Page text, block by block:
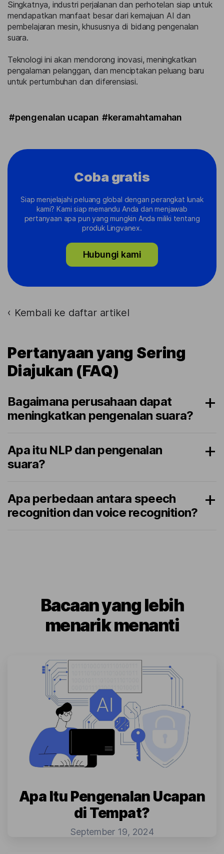
Singkatnya, industri perjalanan dan perhotelan siap untuk
mendapatkan manfaat besar dari kemajuan AI dan
pembelajaran mesin, khususnya di bidang pengenalan
suara.
Teknologi ini akan mendorong inovasi, meningkatkan
pengalaman pelanggan, dan menciptakan peluang baru
untuk pertumbuhan dan diferensiasi.
#pengenalan ucapan #keramahtamahan
Coba gratis
Siap menjelajahi peluang global dengan perangkat lunak
kami? Kami siap memandu Anda dan menjawab
pertanyaan apa pun yang mungkin Anda miliki tentang
produk Lingvanex.
Hubungi kami
› Kembali ke daftar artikel
Pertanyaan yang Sering
Diajukan (FAQ)
Bagaimana perusahaan dapat
meningkatkan pengenalan suara?
Apa itu NLP dan pengenalan
suara?
Apa perbedaan antara speech
recognition dan voice recognition?
Bacaan yang lebih
menarik menanti
Apa Itu Pengenalan Ucapan
di Tempat?
September 19, 2024